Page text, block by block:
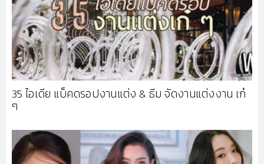
35 ไอเดีย แบ็คดรอปงานแต่ง & ธีม จัดงานแต่งงาน เก๋
ๆ